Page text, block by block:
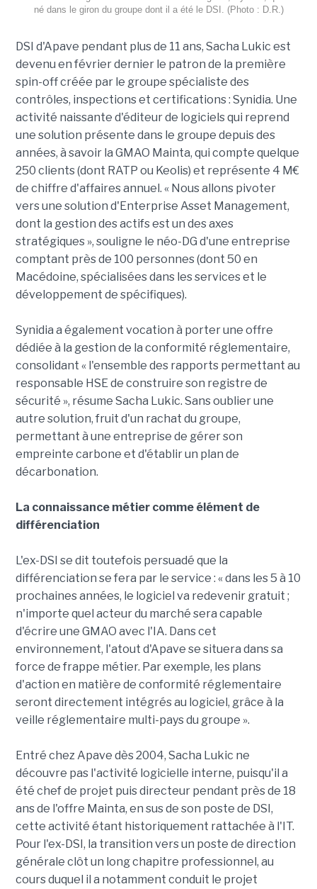
né dans le giron du groupe dont il a été le DSI. (Photo : D.R.)
DSI d'Apave pendant plus de 11 ans, Sacha Lukic est
devenu en février dernier le patron de la première
spin-off créée par le groupe spécialiste des
contrôles, inspections et certifications : Synidia. Une
activité naissante d'éditeur de logiciels qui reprend
une solution présente dans le groupe depuis des
années, à savoir la GMAO Mainta, qui compte quelque
250 clients (dont RATP ou Keolis) et représente 4 M€
de chiffre d'affaires annuel. « Nous allons pivoter
vers une solution d'Enterprise Asset Management,
dont la gestion des actifs est un des axes
stratégiques », souligne le néo-DG d'une entreprise
comptant près de 100 personnes (dont 50 en
Macédoine, spécialisées dans les services et le
développement de spécifiques).
Synidia a également vocation à porter une offre
dédiée à la gestion de la conformité réglementaire,
consolidant « l'ensemble des rapports permettant au
responsable HSE de construire son registre de
sécurité », résume Sacha Lukic. Sans oublier une
autre solution, fruit d'un rachat du groupe,
permettant à une entreprise de gérer son
empreinte carbone et d'établir un plan de
décarbonation.
La connaissance métier comme élément de
différenciation
L'ex-DSI se dit toutefois persuadé que la
différenciation se fera par le service : « dans les 5 à 10
prochaines années, le logiciel va redevenir gratuit ;
n'importe quel acteur du marché sera capable
d'écrire une GMAO avec l'IA. Dans cet
environnement, l'atout d'Apave se situera dans sa
force de frappe métier. Par exemple, les plans
d'action en matière de conformité réglementaire
seront directement intégrés au logiciel, grâce à la
veille réglementaire multi-pays du groupe ».
Entré chez Apave dès 2004, Sacha Lukic ne
découvre pas l'activité logicielle interne, puisqu'il a
été chef de projet puis directeur pendant près de 18
ans de l'offre Mainta, en sus de son poste de DSI,
cette activité étant historiquement rattachée à l'IT.
Pour l'ex-DSI, la transition vers un poste de direction
générale clôt un long chapitre professionnel, au
cours duquel il a notamment conduit le projet